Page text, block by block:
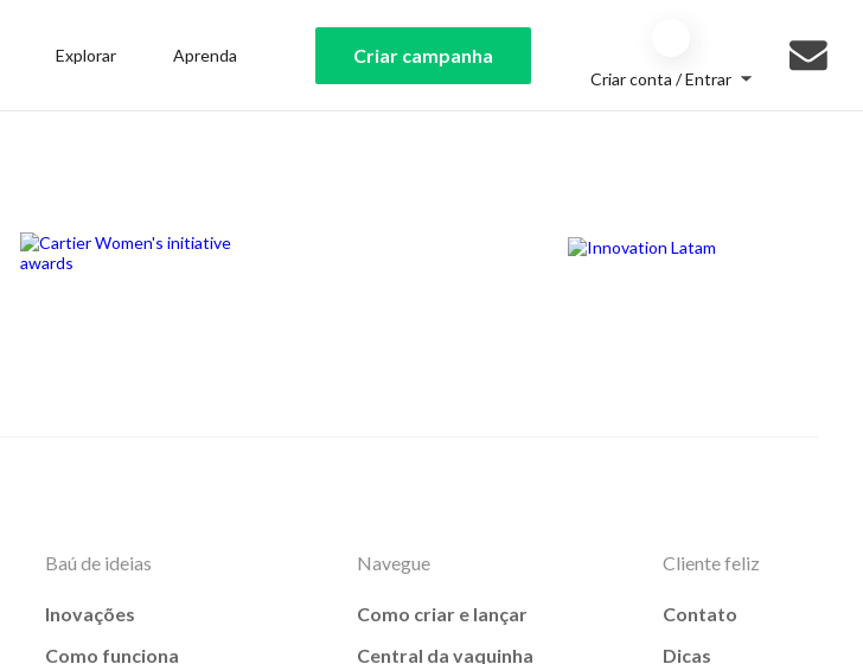
Explorar Aprenda Criar campanha
Criar conta / Entrar
Baú de ideias
Inovações
Como funciona
Navegue
Como criar e lançar
Central da vaquinha
Cliente feliz
Contato
Dicas